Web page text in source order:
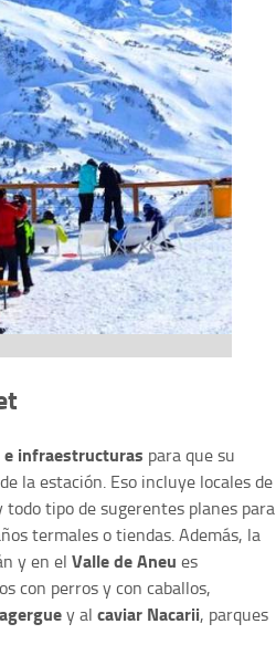
infraestructuras para que su
la estación. Eso incluye locales de
tipo de sugerentes planes para
termales o tiendas. Además, la
y en el Valle de Aneu es
con perros y con caballos,
y al caviar Nacarii, parques